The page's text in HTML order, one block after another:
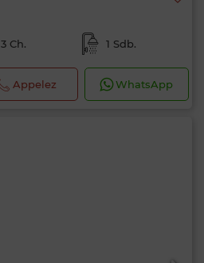
3 Ch. 1 Sdb.
Appelez WhatsApp